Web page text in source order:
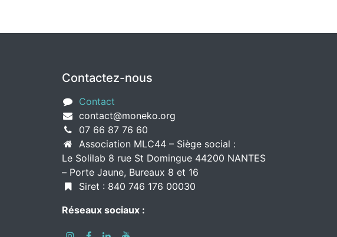
Contactez-nous
Contact
contact@moneko.org
07 66 87 76 60
Association MLC44 – Siège social :
Le Solilab 8 rue St Domingue 44200 NANTES
– Porte Jaune, Bureaux 8 et 16
Siret : 840 746 176 00030
Réseaux sociaux :